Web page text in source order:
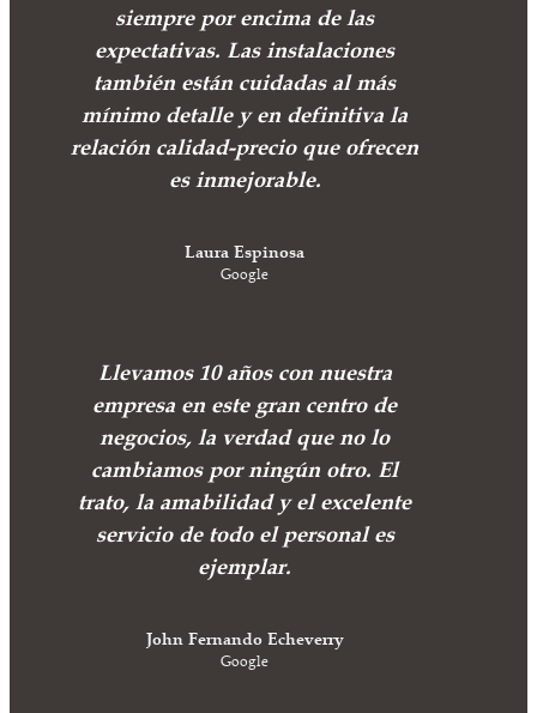
siempre por encima de las
expectativas. Las instalaciones
también están cuidadas al más
mínimo detalle y en definitiva la
relación calidad-precio que ofrecen
es inmejorable.
Laura Espinosa
Google
Llevamos 10 años con nuestra
empresa en este gran centro de
negocios, la verdad que no lo
cambiamos por ningún otro. El
trato, la amabilidad y el excelente
servicio de todo el personal es
ejemplar.
John Fernando Echeverry
Google